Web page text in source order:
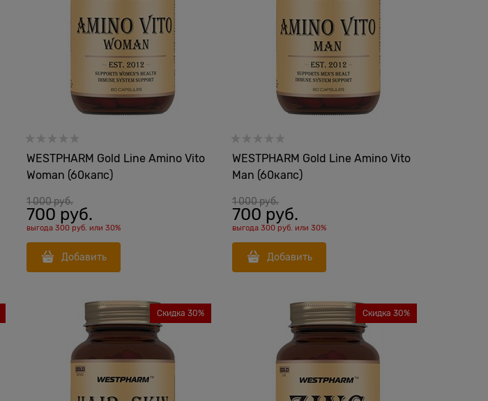
WESTPHARM Gold Line Amino Vito
Woman (60капс)
1 000 руб.
700 руб.
выгода 300 руб. или 30%
Добавить
WESTPHARM Gold Line Amino Vito
Man (60капс)
1 000 руб.
700 руб.
выгода 300 руб. или 30%
Добавить
Скидка 30% Скидка 30%